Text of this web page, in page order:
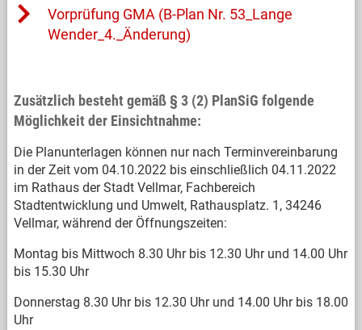
Vorprüfung GMA (B-Plan Nr. 53_Lange
Wender_4._Änderung)
Zusätzlich besteht gemäß § 3 (2) PlanSiG folgende
Möglichkeit der Einsichtnahme:
Die Planunterlagen können nur nach Terminvereinbarung
in der Zeit vom 04.10.2022 bis einschließlich 04.11.2022
im Rathaus der Stadt Vellmar, Fachbereich
Stadtentwicklung und Umwelt, Rathausplatz. 1, 34246
Vellmar, während der Öffnungszeiten:
Montag bis Mittwoch 8.30 Uhr bis 12.30 Uhr und 14.00 Uhr
bis 15.30 Uhr
Donnerstag 8.30 Uhr bis 12.30 Uhr und 14.00 Uhr bis 18.00
Uhr